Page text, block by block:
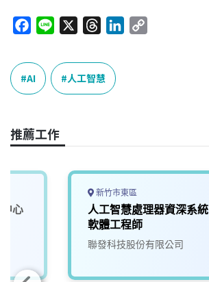
c
e
b
o
k
n
r
e
a
n
k
AI 人工智慧
推薦工作
心
新竹市東區
人工智慧處理器資深系統
軟體工程師
聯發科技股份有限公司